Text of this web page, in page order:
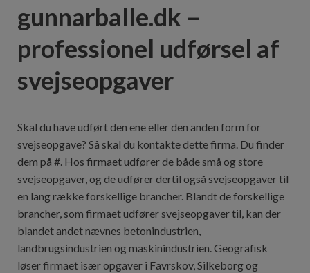
gunnarballe.dk –
professionel udførsel af
svejseopgaver
Skal du have udført den ene eller den anden form for
svejseopgave? Så skal du kontakte dette firma. Du finder
dem på #. Hos firmaet udfører de både små og store
svejseopgaver, og de udfører dertil også svejseopgaver til
en lang række forskellige brancher. Blandt de forskellige
brancher, som firmaet udfører svejseopgaver til, kan der
blandet andet nævnes betonindustrien,
landbrugsindustrien og maskinindustrien. Geografisk
løser firmaet især opgaver i Favrskov, Silkeborg og